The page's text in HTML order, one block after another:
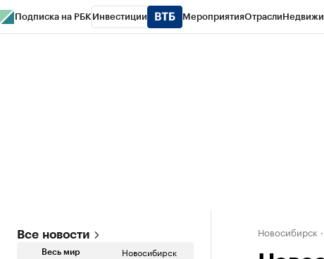
Подписка на РБК Инвестиции МероприятияОтрасли
Все новости
Весь мир Новосибирск
Новосибирск